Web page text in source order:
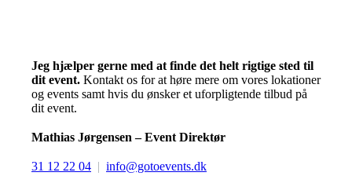
Jeg hjælper gerne med at finde det helt rigtige sted til
dit event. Kontakt os for at høre mere om vores lokationer
og events samt hvis du ønsker et uforpligtende tilbud på
dit event.
Mathias Jørgensen – Event Direktør
31 12 22 04 | info@gotoevents.dk